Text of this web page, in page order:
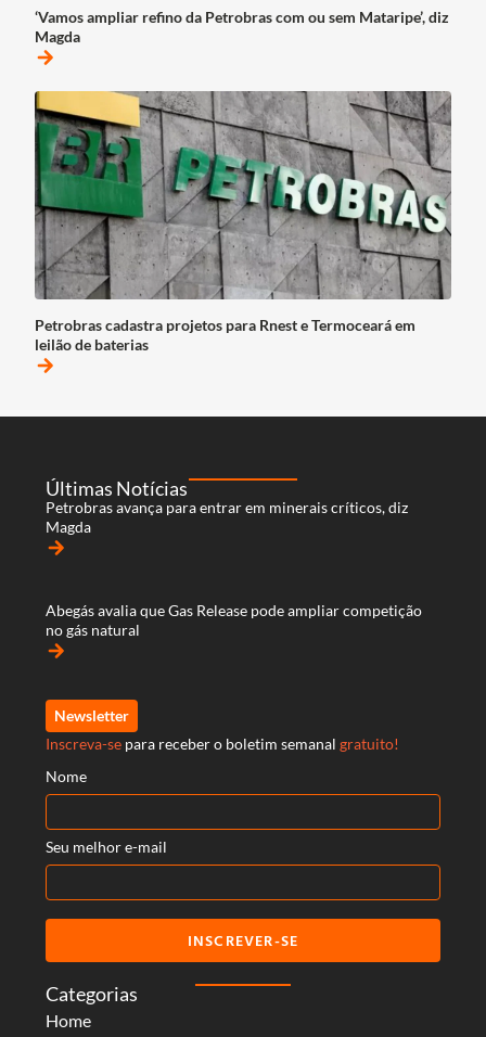
‘Vamos ampliar refino da Petrobras com ou sem Mataripe’, diz
Magda
arrow_forward
Petrobras cadastra projetos para Rnest e Termoceará em
leilão de baterias
arrow_forward
Categorias
Home
Últimas Notícias
Petrobras avança para entrar em minerais críticos, diz
Magda
arrow_forward
Abegás avalia que Gas Release pode ampliar competição
no gás natural
arrow_forward
Newsletter
Inscreva-se para receber o boletim semanal gratuito!
Nome
Seu melhor e-mail
INSCREVER-SE